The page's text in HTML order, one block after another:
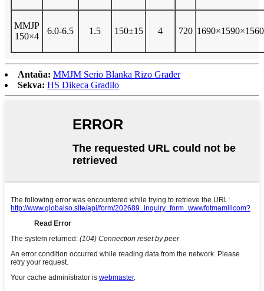
MMJP
150×4
6.0-6.5 1.5 150±15 4 720 1690×1590×1560
Antaŭa: MMJM Serio Blanka Rizo Grader
Sekva: HS Dikeca Gradilo